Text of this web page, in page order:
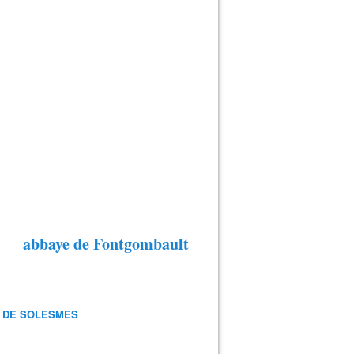
abbaye de Fontgombault
SOLESMES